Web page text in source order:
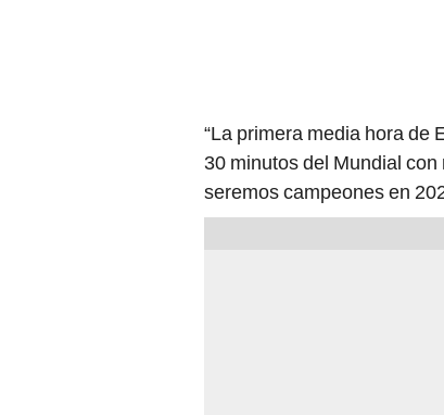
30 minutos del Mundial
seremos campeones en